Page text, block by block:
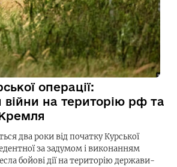
операції:
війни на територію рф та
два роки від початку Курської
за задумом і виконанням
бойові дії на територію держави-